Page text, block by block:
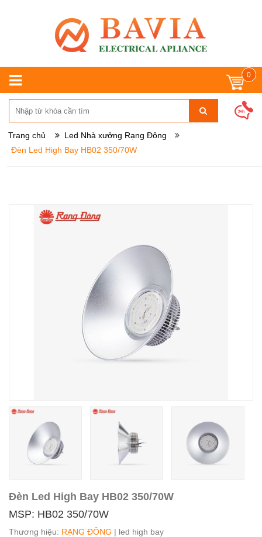
0
Trang chủ
Led Nhà xưởng Rạng Đông
Đèn Led High Bay HB02 350/70W
Đèn Led High Bay HB02 350/70W
MSP: HB02 350/70W
Thương hiệu: RẠNG ĐÔNG | led high bay